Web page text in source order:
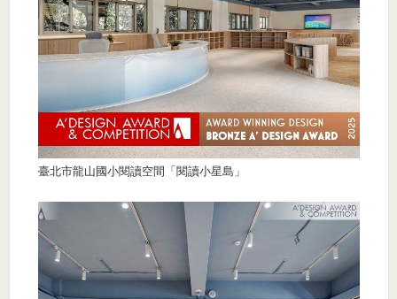
臺北市龍山國小閱讀空間「閱讀小星島」